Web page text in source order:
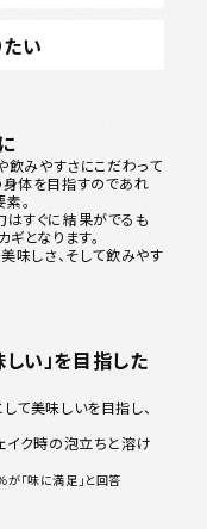
い
みやすさにこだわって
身体を目指すのであれ
。
はすぐに結果がでるも
となります。
味しさ、そして飲みやす
い」を目指した
て美味しいを目指し、
イク時の泡立ちと溶け
「味に満足」と回答